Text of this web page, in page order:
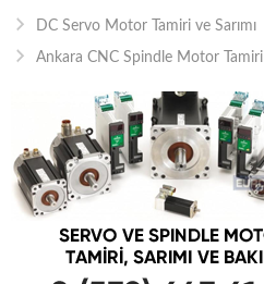
DC Servo Motor Tamiri ve Sarımı
Ankara CNC Spindle Motor Tamiri